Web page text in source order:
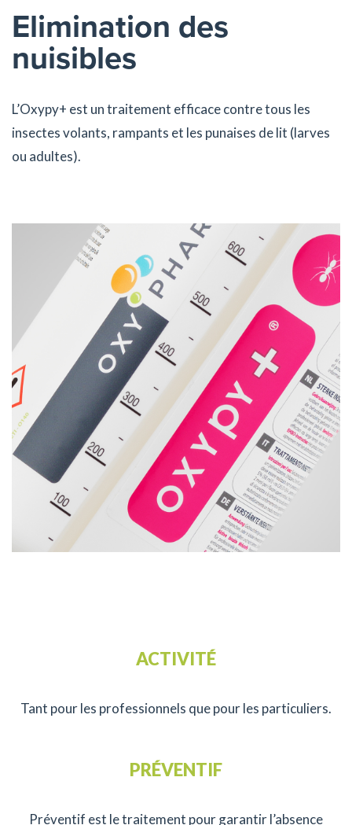
Elimination des
nuisibles
L’Oxypy+ est un traitement efficace contre tous les
insectes volants, rampants et les punaises de lit (larves
ou adultes).
ACTIVITÉ
Tant pour les professionnels que pour les particuliers.
PRÉVENTIF
Préventif est le traitement pour garantir l’absence